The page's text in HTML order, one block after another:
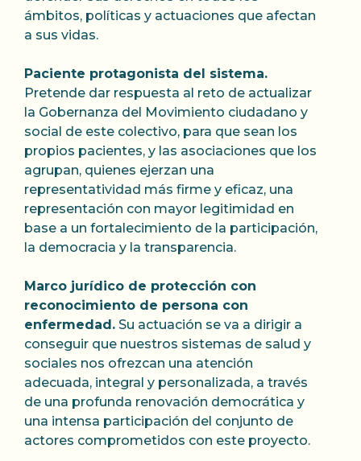
ámbitos, políticas y actuaciones que afectan
a sus vidas.
Paciente protagonista del sistema.
Pretende dar respuesta al reto de actualizar
la Gobernanza del Movimiento ciudadano y
social de este colectivo, para que sean los
propios pacientes, y las asociaciones que los
agrupan, quienes ejerzan una
representatividad más firme y eficaz, una
representación con mayor legitimidad en
base a un fortalecimiento de la participación,
la democracia y la transparencia.
Marco jurídico de protección con
reconocimiento de persona con
enfermedad. Su actuación se va a dirigir a
conseguir que nuestros sistemas de salud y
sociales nos ofrezcan una atención
adecuada, integral y personalizada, a través
de una profunda renovación democrática y
una intensa participación del conjunto de
actores comprometidos con este proyecto.